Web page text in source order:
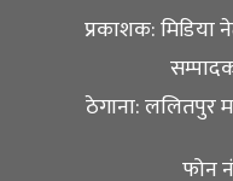
प्रकाशक: मिडिया
ठेगाना: ललितपुर
फोन